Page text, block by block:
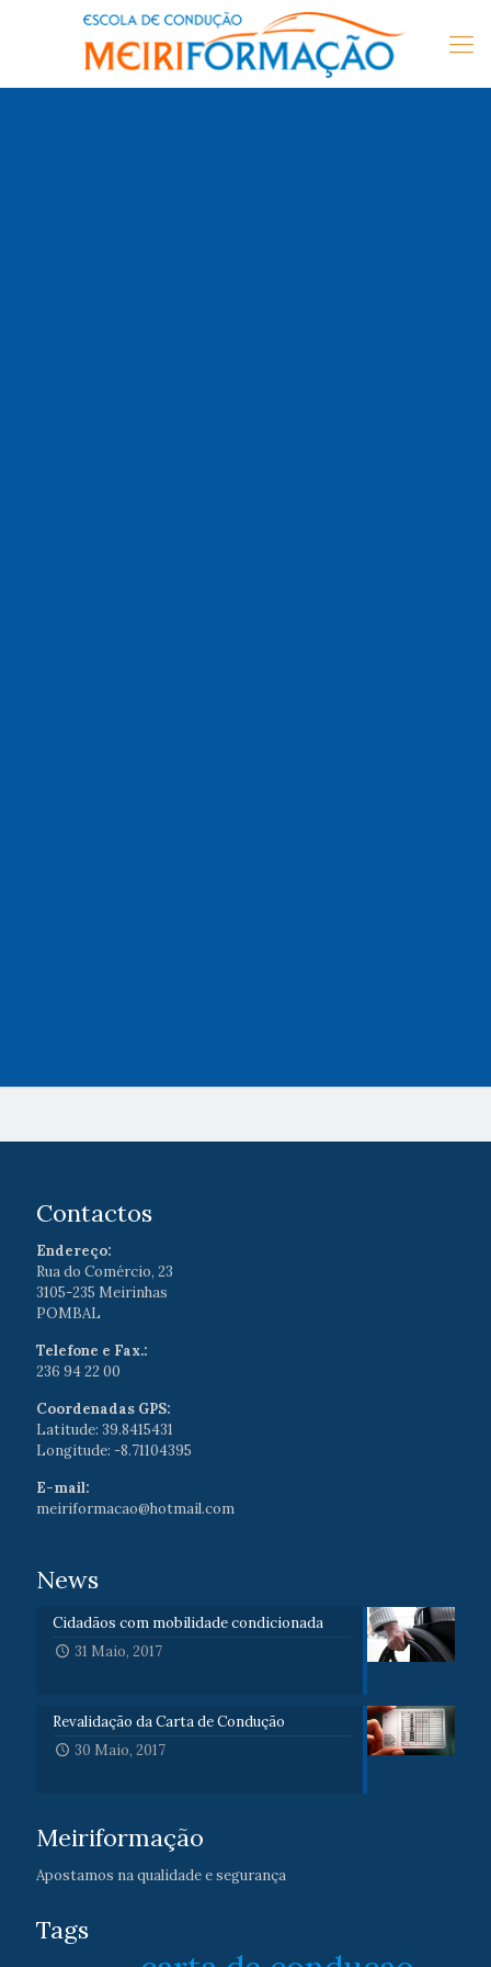
Contactos
Endereço:
Rua do Comércio, 23
3105-235 Meirinhas
POMBAL
Telefone e Fax.:
236 94 22 00
Coordenadas GPS:
Latitude: 39.8415431
Longitude: -8.71104395
E-mail:
meiriformacao@hotmail.com
News
Cidadãos com mobilidade condicionada
31 Maio, 2017
Revalidação da Carta de Condução
30 Maio, 2017
Meiriformação
Apostamos na qualidade e segurança
Tags